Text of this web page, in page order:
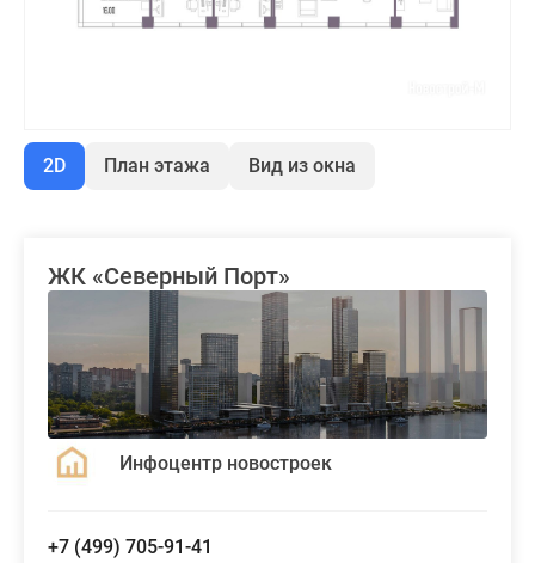
2D План этажа Вид из окна
ЖК «Северный Порт»
Инфоцентр новостроек
+7 (499) 705-91-41